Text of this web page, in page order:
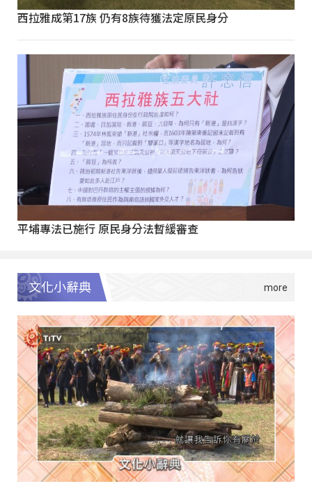
西拉雅成第17族 仍有8族待獲法定原民身分
平埔專法已施行 原民身分法暫緩審查
文化小辭典